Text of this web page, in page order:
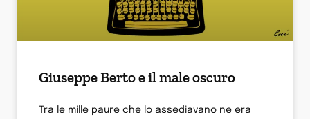
Giuseppe Berto e il male oscuro
Tra le mille paure che lo assediavano ne era